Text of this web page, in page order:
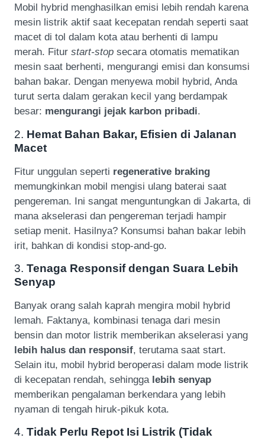
Mobil hybrid menghasilkan emisi lebih rendah karena
mesin listrik aktif saat kecepatan rendah seperti saat
macet di tol dalam kota atau berhenti di lampu
merah. Fitur start-stop secara otomatis mematikan
mesin saat berhenti, mengurangi emisi dan konsumsi
bahan bakar. Dengan menyewa mobil hybrid, Anda
turut serta dalam gerakan kecil yang berdampak
besar: mengurangi jejak karbon pribadi.
2. Hemat Bahan Bakar, Efisien di Jalanan
Macet
Fitur unggulan seperti regenerative braking
memungkinkan mobil mengisi ulang baterai saat
pengereman. Ini sangat menguntungkan di Jakarta, di
mana akselerasi dan pengereman terjadi hampir
setiap menit. Hasilnya? Konsumsi bahan bakar lebih
irit, bahkan di kondisi stop-and-go.
3. Tenaga Responsif dengan Suara Lebih
Senyap
Banyak orang salah kaprah mengira mobil hybrid
lemah. Faktanya, kombinasi tenaga dari mesin
bensin dan motor listrik memberikan akselerasi yang
lebih halus dan responsif, terutama saat start.
Selain itu, mobil hybrid beroperasi dalam mode listrik
di kecepatan rendah, sehingga lebih senyap
memberikan pengalaman berkendara yang lebih
nyaman di tengah hiruk-pikuk kota.
4. Tidak Perlu Repot Isi Listrik (Tidak